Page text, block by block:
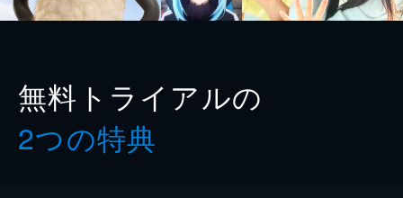
無料トライアルの
2つの特典